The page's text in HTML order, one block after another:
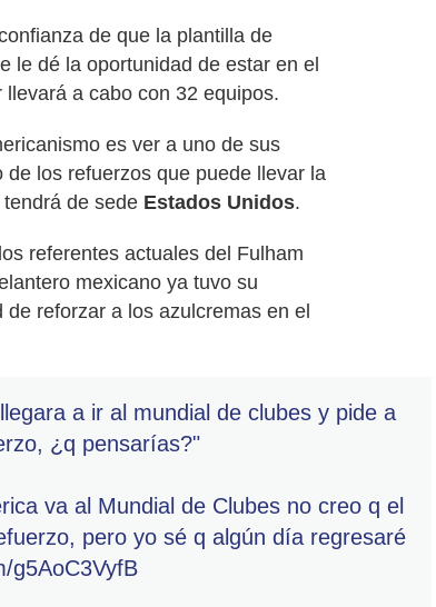
de que la plantilla de
le dé la oportunidad de estar en el
a cabo con 32 equipos.
es ver a uno de sus
los refuerzos que puede llevar la
de sede Estados Unidos.
referentes actuales del Fulham
mexicano ya tuvo su
reforzar a los azulcremas en el
a ir al mundial de clubes y pide a
¿q pensarías?"
va al Mundial de Clubes no creo q el
pero yo sé q algún día regresaré
g5AoC3VyfB